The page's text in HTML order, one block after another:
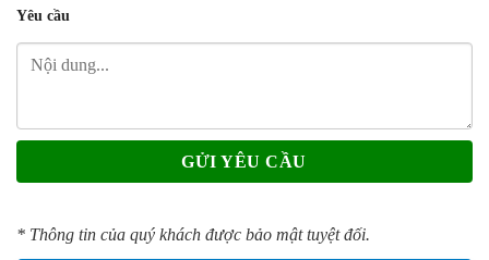
Yêu cầu
* Thông tin của quý khách được bảo mật tuyệt đối.